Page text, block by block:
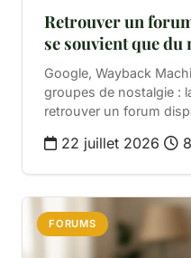
Retrouver un
se souvient que du
Google, Wayback
groupes de nostalgie :
retrouver un forum
22 juillet 2026
FORUMS